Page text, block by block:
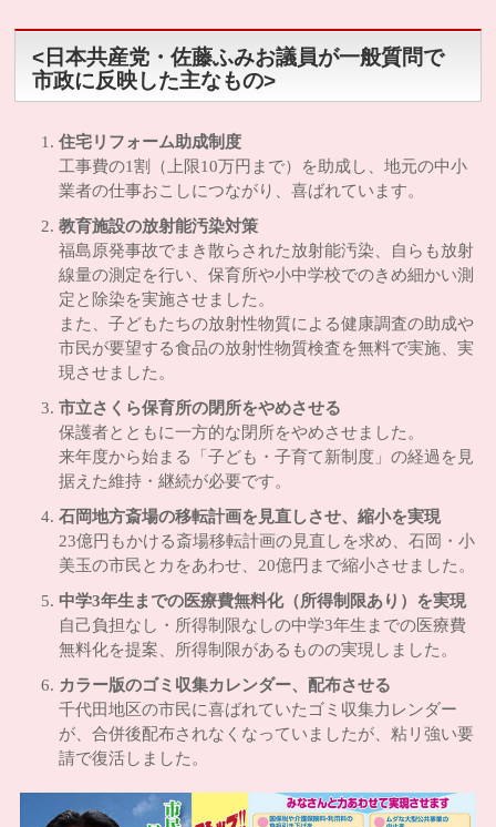
<日本共産党・佐藤ふみお議員が一般質問で
市政に反映した主なもの>
住宅リフォーム助成制度
工事費の1割（上限10万円まで）を助成し、地元の中小
業者の仕事おこしにつながり、喜ばれています。
教育施設の放射能汚染対策
福島原発事故でまき散らされた放射能汚染、自らも放射
線量の測定を行い、保育所や小中学校でのきめ細かい測
定と除染を実施させました。
また、子どもたちの放射性物質による健康調査の助成や
市民が要望する食品の放射性物質検査を無料で実施、実
現させました。
市立さくら保育所の閉所をやめさせる
保護者とともに一方的な閉所をやめさせました。
来年度から始まる「子ども・子育て新制度」の経過を見
据えた維持・継続が必要です。
石岡地方斎場の移転計画を見直しさせ、縮小を実現
23億円もかける斎場移転計画の見直しを求め、石岡・小
美玉の市民とカをあわせ、20億円まで縮小させました。
中学3年生までの医療費無料化（所得制限あり）を実現
自己負担なし・所得制限なしの中学3年生までの医療費
無料化を提案、所得制限があるものの実現しました。
カラー版のゴミ収集カレンダー、配布させる
千代田地区の市民に喜ばれていたゴミ収集力レンダー
が、合併後配布されなくなっていましたが、粘リ強い要
請で復活しました。